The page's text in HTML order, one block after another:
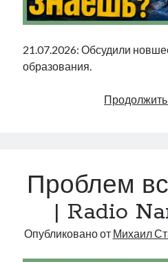
21.07.2026: Обсудили
образования.
Проблем
| Radio
Опубликовано от Михаил